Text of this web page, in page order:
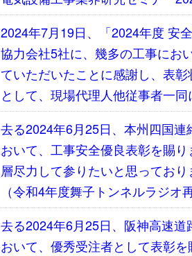
2024年7月19日、「2024年度 安
協力会社5社に、幾多の工事にお
ていただいたことに感謝し、表
として、現場代理人他従事者一
去る2024年6月25日、本州四国
おいて、工事安全優良表彰を賜
層尽力して参りたいと思っており
（令和4年度舞子トンネルラジオ
去る2024年6月25日、阪神高速
おいて、優秀受注者として表彰